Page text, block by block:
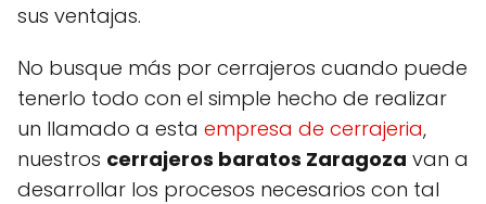
sus ventajas.
No busque más por cerrajeros cuando puede
tenerlo todo con el simple hecho de realizar
un llamado a esta empresa de cerrajeria,
nuestros cerrajeros baratos Zaragoza van a
desarrollar los procesos necesarios con tal